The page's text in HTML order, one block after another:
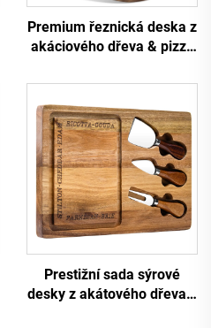
Premium řeznická deska z
akáciového dřeva & pizza
Prestižní sada sýrové
desky z akátového dřeva s